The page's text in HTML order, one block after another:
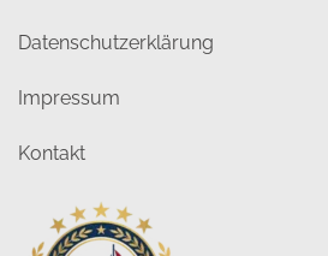
Datenschutzerklärung
Impressum
Kontakt